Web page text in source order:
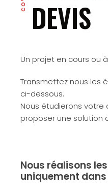
DEVIS
Un projet en cours ou
Transmettez nous les
ci-dessous.
Nous étudierons votre
proposer une solution
Nous réalisons
uniquement dans